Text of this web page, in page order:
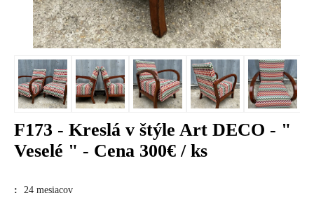
F173 - Kreslá v štýle Art DECO - "
Veselé " - Cena 300€ / ks
: 24 mesiacov